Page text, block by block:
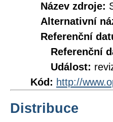
Název zdroje:
Alternativní
Referenční
Referenční
Událost:
Kód: http://
Distribuce